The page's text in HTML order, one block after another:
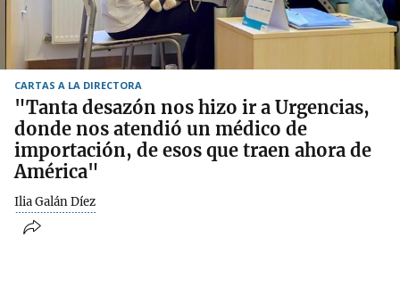
CARTAS A LA DIRECTORA
"Tanta desazón nos hizo ir a Urgencias,
donde nos atendió un médico de
importación, de esos que traen ahora de
América"
Ilia Galán Díez